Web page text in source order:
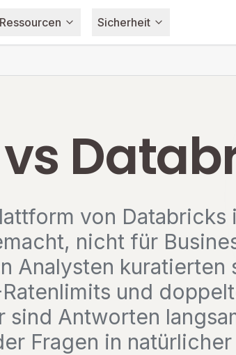
Ressourcen Sicherheit
von Databricks
nicht für
Analysten kuratierten
und
Antworten
Fragen in natürlicher